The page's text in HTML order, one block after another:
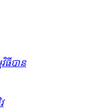
ធីបាន